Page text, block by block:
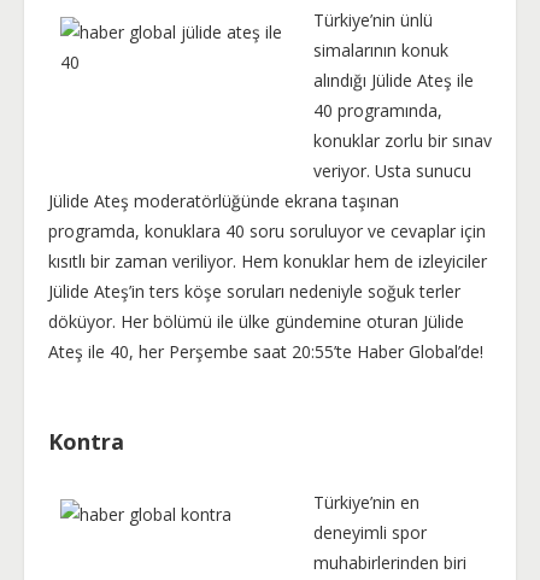
Türkiye’nin ünlü
simalarının konuk
alındığı Jülide Ateş ile
40 programında,
konuklar zorlu bir sınav
veriyor. Usta sunucu
Jülide Ateş moderatörlüğünde ekrana taşınan
programda, konuklara 40 soru soruluyor ve cevaplar için
kısıtlı bir zaman veriliyor. Hem konuklar hem de izleyiciler
Jülide Ateş’in ters köşe soruları nedeniyle soğuk terler
döküyor. Her bölümü ile ülke gündemine oturan Jülide
Ateş ile 40, her Perşembe saat 20:55’te Haber Global’de!
Kontra
Türkiye’nin en
deneyimli spor
muhabirlerinden biri